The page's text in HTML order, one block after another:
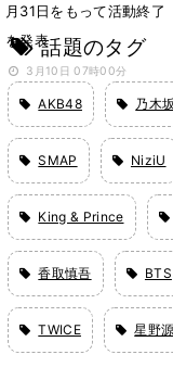
月31日をもって活動終了
を発表
3月10日 07時00分
話題のタグ
AKB48 乃木
SMAP NiziU
King & Prince
香取慎吾 BTS
TWICE 星野源